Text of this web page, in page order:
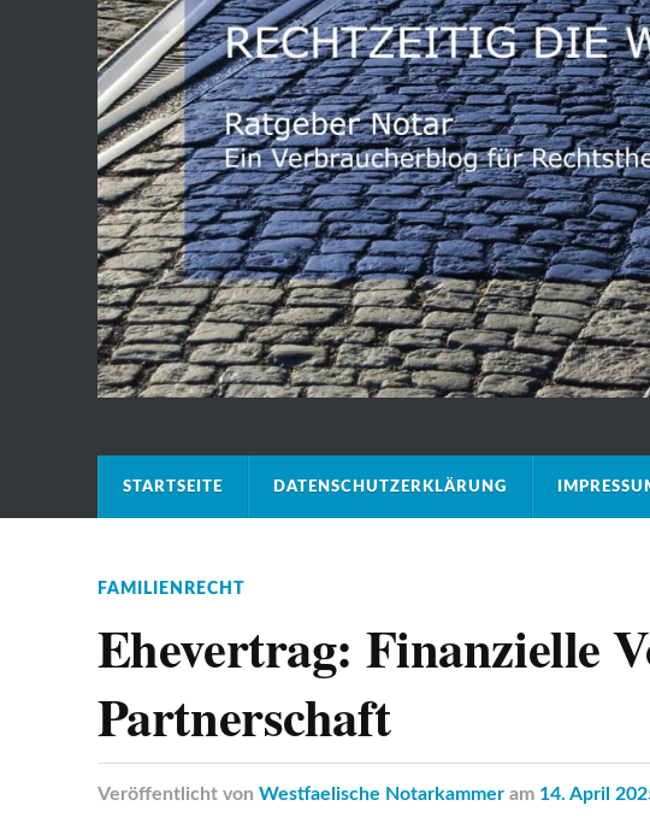
STARTSEITE DATENSCHUTZERKLÄRUNG
FAMILIENRECHT
Ehevertrag: Finanzielle
Partnerschaft
Veröffentlicht von Westfaelische Notarkammer am 14. April